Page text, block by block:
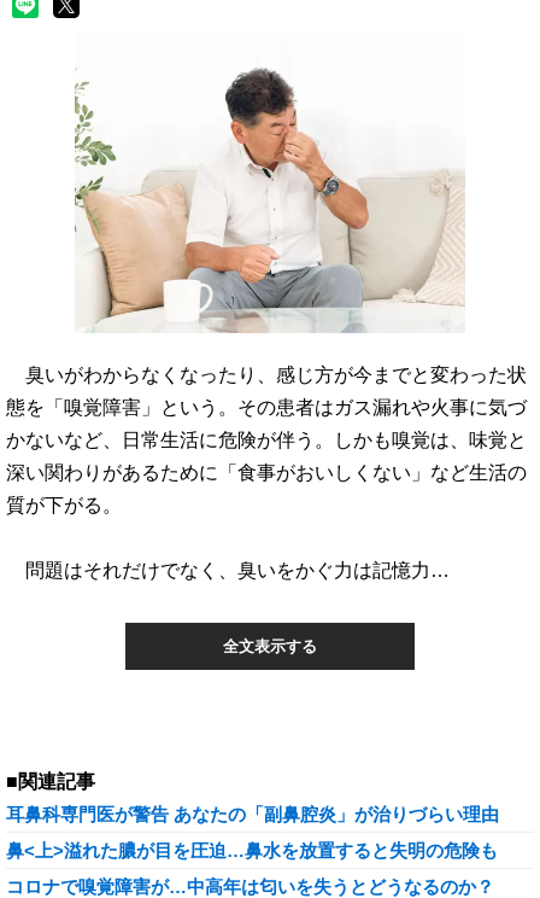
臭いがわからなくなったり、感じ方が今までと変わった状
態を「嗅覚障害」という。その患者はガス漏れや火事に気づ
かないなど、日常生活に危険が伴う。しかも嗅覚は、味覚と
深い関わりがあるために「食事がおいしくない」など生活の
質が下がる。
問題はそれだけでなく、臭いをかぐ力は記憶力…
全文表示する
■関連記事
耳鼻科専門医が警告 あなたの「副鼻腔炎」が治りづらい理由
鼻<上>溢れた膿が目を圧迫…鼻水を放置すると失明の危険も
コロナで嗅覚障害が…中高年は匂いを失うとどうなるのか？